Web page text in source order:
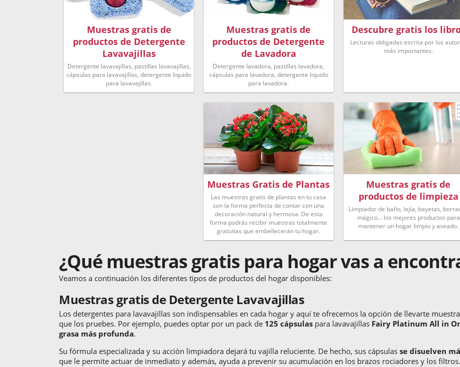
Muestras gratis de
productos de Detergente
Lavavajillas
Detergente lavavajillas, pastillas lavavajillas,
cápsulas para lavavajillas, detergente liquido
para lavavajillas.
Muestras gratis de
productos de Detergente
de Lavadora
Detergente lavadora, pastillas lavadora,
cápsulas para lavadora, detergente liquido
para lavadora.
Descubre gratis los
Lecturas obligadas escrita por los
más importantes.
Muestras Gratis de Plantas
Las muestras gratis de plantas en tu casa
son la forma perfecta de contar con una
decoración natural y hermosa. De esta
forma podrás recibir muestras totalmente
gratuitas que embellecerán tu hogar.
Muestras gratis de
productos de limpieza
Limpiador de baño, lejía, bayetas,
mágico... los mejores productos para
mantener un hogar limpio y aseado.
¿Qué muestras gratis para hogar vas a
Veamos a continuación los diferentes tipos de productos del hogar disponibles:
Muestras gratis de Detergente Lavavajillas
Los detergentes para lavavajillas son indispensables en cada hogar y aquí te ofrecemos la opción de llevarte
que los pruebes. Por ejemplo, puedes optar por un pack de 125 cápsulas para lavavajillas Fairy Platinum All in
grasa más profunda.
Su fórmula especializada y su acción limpiadora dejará tu vajilla reluciente. De hecho, sus cápsulasse disuelven
que le permite actuar de inmediato y además, ayuda a prevenir su acumulación en los brazos rociadores y los filtros.